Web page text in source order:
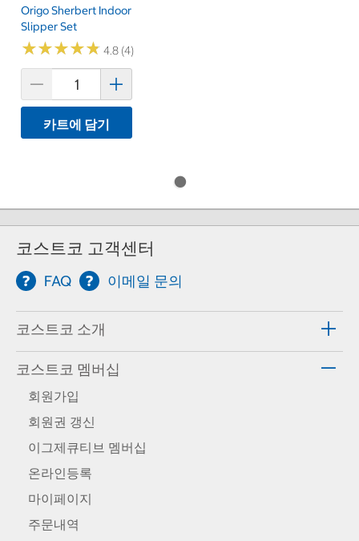
Origo Sherbert Indoor
Slipper Set
★★★★★
★★★★★ 4.8 (4)
카트에 담기
코스트코 고객센터
FAQ 이메일 문의
코스트코 소개
코스트코 멤버십
회원가입
회원권 갱신
이그제큐티브 멤버십
온라인등록
마이페이지
주문내역